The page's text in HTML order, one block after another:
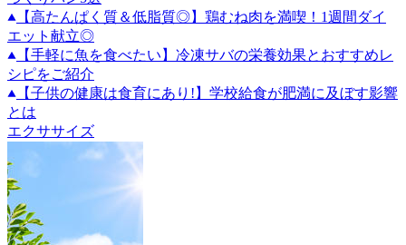
【高たんぱく質＆低脂質◎】鶏むね肉を満喫！1週間ダイ
エット献立◎
【手軽に魚を食べたい】冷凍サバの栄養効果とおすすめレ
シピをご紹介
【子供の健康は食育にあり!】学校給食が肥満に及ぼす影響
とは
エクササイズ